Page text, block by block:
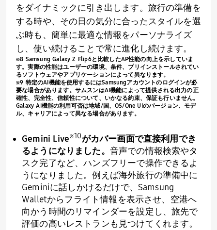
をダイナミックに引き出します。旅行の準備を
する時や、その日の気分に合ったスタイルを選
ぶ時も、簡単に最適な情報をパーソナライズ
し、使い続けることで常に進化し続けます。
※8 Samsung Galaxy Z Flip6と比較したAP性能の向上を示していま
す。実際の性能はユーザーの環境、条件、プリインストールされてい
るソフトウェアやアプリケーションによって異なります。
※9 特定のAI 機能を使用するにはSamsungアカウントのログインが必
要な場合があります。サムスンはAI機能によって提供される出力の正
確性、完全性、信頼性について、いかなる約束、保証も行いません。
Galaxy AI 機能の利用可否は地域/国、OS/One UI のバージョン、モデ
ル、キャリアによって異なる場合があります。
Gemini Live※10がカバー画面で直接利用でき
るようになりました。 音声での情報検索やタ
スク完了など、ハンズフリーで操作できるよ
うになりました。例えば海外旅行の準備中に
Geminiに話しかけるだけで、 Samsung
Walletからフライト情報を表示させ、空港へ
向かう時間のリマインダーを設定し、旅先で
評価の高いレストランも見つけてくれます。